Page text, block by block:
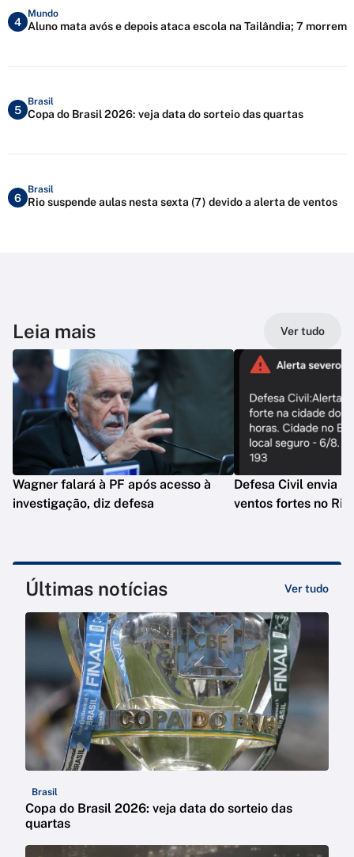
4
Mundo
Aluno mata avós e depois ataca escola na Tailândia; 7 morrem
5
Brasil
Copa do Brasil 2026: veja data do sorteio das quartas
6
Brasil
Rio suspende aulas nesta sexta (7) devido a alerta de ventos
Leia mais Ver tudo
Wagner falará à PF após acesso à
investigação, diz defesa
Defesa Civil envia
ventos fortes no Rio
Últimas notícias Ver tudo
Brasil
Copa do Brasil 2026: veja data do sorteio das
quartas